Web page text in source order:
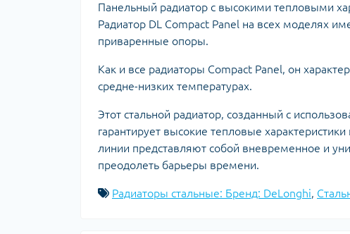
Панельный радиатор с высокими тепловыми
Радиатор DL Compact Panel на всех моделях
приваренные опоры.
Как и все радиаторы Compact Panel, он
средне-низких температурах.
Этот стальной радиатор, созданный с
гарантирует высокие тепловые
линии представляют собой вневременное и
преодолеть барьеры времени.
Радиаторы стальные: Бренд: DeLonghi,